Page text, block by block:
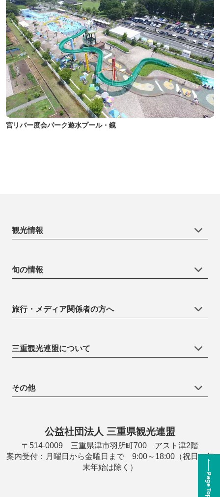
宮リバー度会パーク遊水プール・鏡
Page Top
観光情報
旬の情報
旅行・メディア関係者の方へ
三重観光連盟について
その他
公益社団法人 三重県観光連盟
〒514-0009 三重県津市羽所町700 アスト津2階
案内受付：月曜日から金曜日まで 9:00～18:00（祝日・年
末年始は除く）